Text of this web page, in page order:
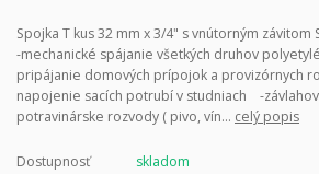
Spojka T kus 32 mm x 3/4" s vnútorným závitom
-mechanické spájanie všetkých druhov
pripájanie domových prípojok a provizórnych
napojenie sacích potrubí v studniach -
potravinárske rozvody ( pivo, vín... celý popis
Dostupnosť skladom